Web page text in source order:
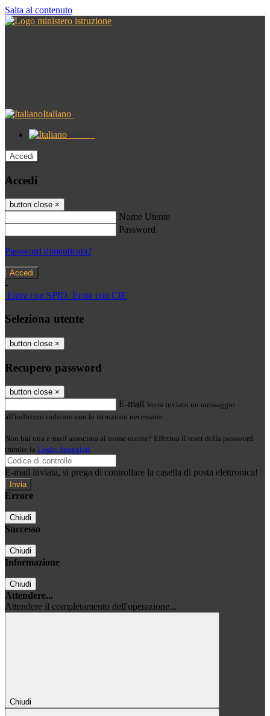
Salta al contenuto
Italiano
Accedi
Accedi
button close ×
Nome Utente
Password
Password dimenticata?
-
Entra con SPID Entra con CIE
Seleziona utente
button close ×
Recupero password
button close ×
E-mail Verrà inviato un messaggio
all'indirizzo indicato con le istruzioni necessarie.
Non hai una e-mail associata al nome utente? Effettua il reset della password
tramite la Login Spaggiari
E-mail inviata, si prega di controllare la casella di posta elettronica!
Errore
Chiudi
Successo
Chiudi
Informazione
Chiudi
Attendere...
Attendere il completamento dell'operazione...
Chiudi